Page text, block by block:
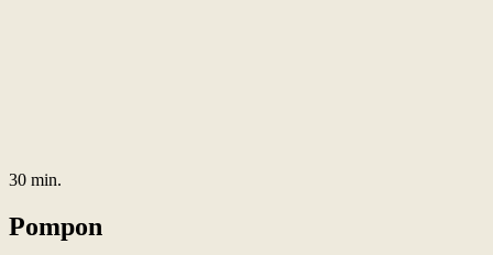
30 min.
Pompon